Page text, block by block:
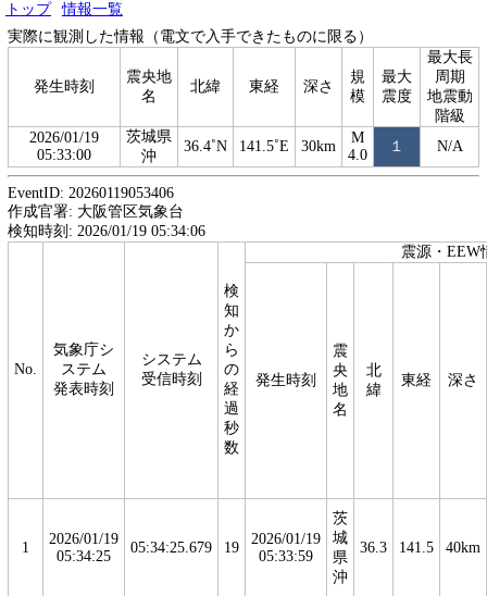
トップ
情報一覧
実際に観測した情報（電文で入手できたものに限る）
発生時刻
震央地
名
北緯 東経 深さ
規
模
最大
震度
最大長
周期
地震動
階級
2026/01/19
05:33:00
茨城県
沖
36.4˚N 141.5˚E 30km
M
4.0
１ N/A
EventID: 20260119053406
作成官署: 大阪管区気象台
検知時刻: 2026/01/19 05:34:06
No.
気象庁シ
ステム
発表時刻
システム
受信時刻
検
知
か
ら
の
経
過
秒
数
震源・EEW
発生時刻
震
央
地
名
北
緯
東経 深さ
1
2026/01/19
05:34:25
05:34:25.679 19
2026/01/19
05:33:59
茨
城
県
沖
36.3 141.5 40km